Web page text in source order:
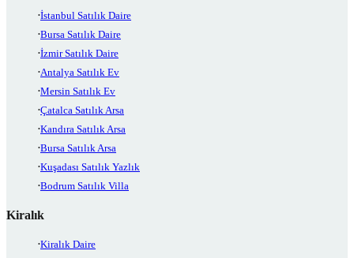
İstanbul Satılık Daire
Bursa Satılık Daire
İzmir Satılık Daire
Antalya Satılık Ev
Mersin Satılık Ev
Çatalca Satılık Arsa
Kandıra Satılık Arsa
Bursa Satılık Arsa
Kuşadası Satılık Yazlık
Bodrum Satılık Villa
Kiralık
Kiralık Daire